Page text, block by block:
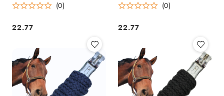
(0)
Cena:
22.77
(0)
Cena:
22.77